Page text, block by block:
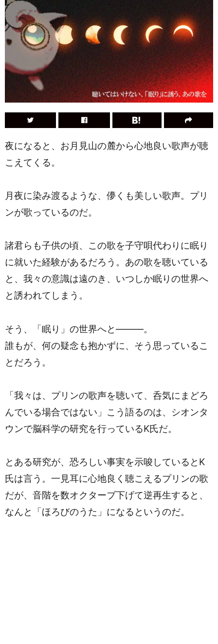
夜になると、お月見山の麓から心地良い歌声が聴
こえてくる。
月夜に染み渡るような、儚くも美しい歌声。プリ
ンが歌っているのだ。
諸君らも子供の頃、この歌を子守唄代わりに眠り
に就いた経験があるだろう。あの歌を聴いている
と、我々の意識は遠のき、いつしか眠りの世界へ
と誘われてしまう。
そう、「眠り」の世界へと―――。
誰もが、何の疑念も抱かずに、そう思っているこ
とだろう。
「我々は、プリンの歌声を聴いて、呑気にまどろ
んでいる場合ではない」こう語るのは、シオンタ
ウンで脳科学の研究を行っているK氏だ。
とある研究が、恐ろしい事実を示唆しているとK
氏は言う。一見耳に心地良く聴こえるプリンの歌
だが、音階を数オクターブ下げて逆再生すると、
なんと「ほろびのうた」になるというのだ。